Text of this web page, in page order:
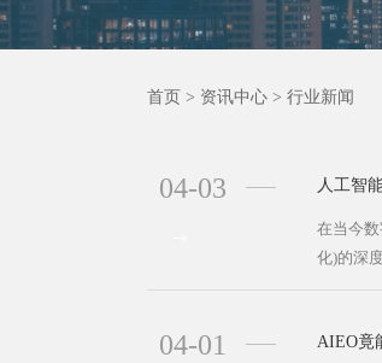
首页 > 资讯中心 > 行业新闻
04-03 人工智
在当今
化)的深
04-01 AIEO竟